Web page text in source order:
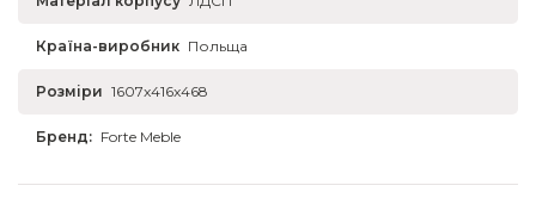
Країна-виробник Польща
Розміри 1607x416x468
Бренд: Forte Meble